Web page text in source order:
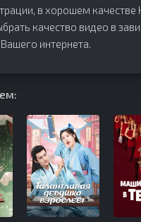
в хорошем качестве
качество видео в
интернета.